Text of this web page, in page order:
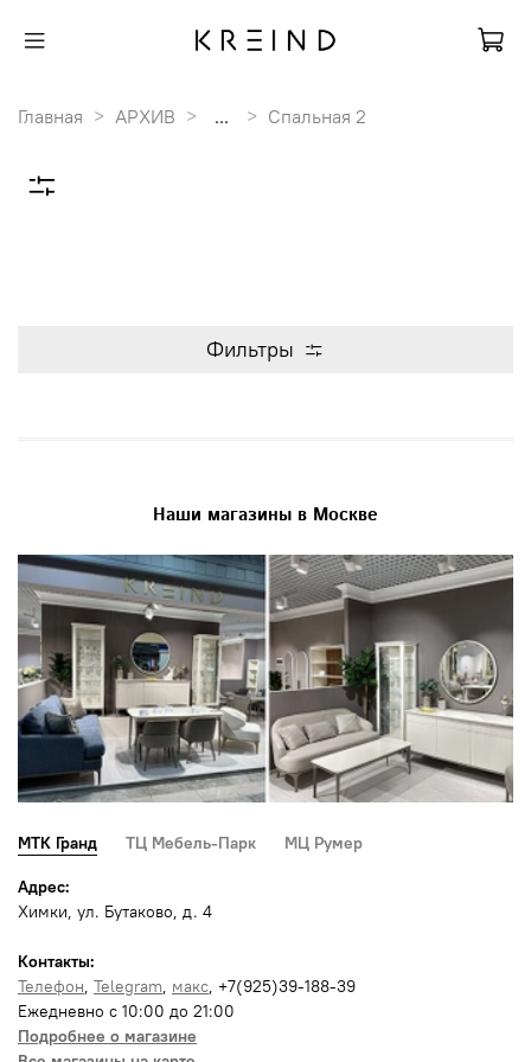
Главная АРХИВ ... Спальная 2
Фильтры
Наши магазины в Москве
МТК Гранд ТЦ Мебель-Парк МЦ Румер
Адрес:
Химки, ул. Бутаково, д. 4
Контакты:
Телефон, Telegram, макс, +7(925)39-188-39
Ежедневно с 10:00 до 21:00
Подробнее о магазине